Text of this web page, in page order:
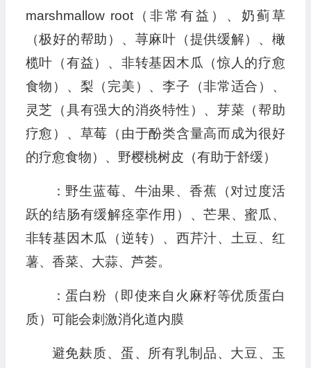
marshmallow root（非常有益）、奶蓟草
（极好的帮助）、荨麻叶（提供缓解）、橄
榄叶（有益）、非转基因木瓜（惊人的疗愈
食物）、梨（完美）、李子（非常适合）、
灵芝（具有强大的消炎特性）、芽菜（帮助
疗愈）、草莓（由于酚类含量高而成为很好
的疗愈食物）、野樱桃树皮（有助于舒缓）
：野生蓝莓、牛油果、香蕉（对过度活
跃的结肠有缓解痉挛作用）、芒果、蜜瓜、
非转基因木瓜（逆转）、西芹汁、土豆、红
薯、香菜、大蒜、芦荟。
：蛋白粉（即使来自火麻籽等优质蛋白
质）可能会刺激消化道内膜
避免麸质、蛋、所有乳制品、大豆、玉